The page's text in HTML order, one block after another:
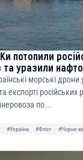
потопили
та уразили
морські дрони
експорті російських
по...
#Україна #Флот
#Чорне